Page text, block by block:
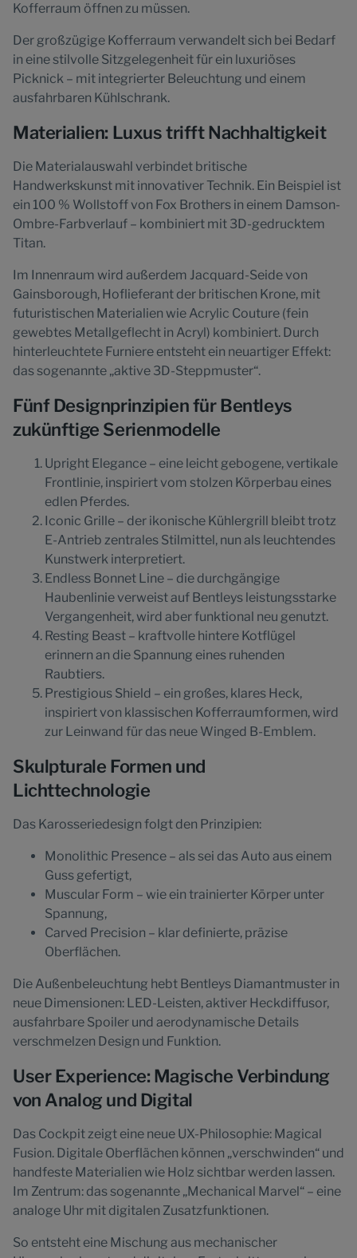
Kofferraum öffnen zu müssen.
Der großzügige Kofferraum verwandelt sich bei Bedarf
in eine stilvolle Sitzgelegenheit für ein luxuriöses
Picknick – mit integrierter Beleuchtung und einem
ausfahrbaren Kühlschrank.
Materialien: Luxus trifft Nachhaltigkeit
Die Materialauswahl verbindet britische
Handwerkskunst mit innovativer Technik. Ein Beispiel ist
ein 100 % Wollstoff von Fox Brothers in einem Damson-
Ombre-Farbverlauf – kombiniert mit 3D-gedrucktem
Titan.
Im Innenraum wird außerdem Jacquard-Seide von
Gainsborough, Hoflieferant der britischen Krone, mit
futuristischen Materialien wie Acrylic Couture (fein
gewebtes Metallgeflecht in Acryl) kombiniert. Durch
hinterleuchtete Furniere entsteht ein neuartiger Effekt:
das sogenannte „aktive 3D-Steppmuster“.
Fünf Designprinzipien für Bentleys
zukünftige Serienmodelle
Upright Elegance – eine leicht gebogene, vertikale
Frontlinie, inspiriert vom stolzen Körperbau eines
edlen Pferdes.
Iconic Grille – der ikonische Kühlergrill bleibt trotz
E-Antrieb zentrales Stilmittel, nun als leuchtendes
Kunstwerk interpretiert.
Endless Bonnet Line – die durchgängige
Haubenlinie verweist auf Bentleys leistungsstarke
Vergangenheit, wird aber funktional neu genutzt.
Resting Beast – kraftvolle hintere Kotflügel
erinnern an die Spannung eines ruhenden
Raubtiers.
Prestigious Shield – ein großes, klares Heck,
inspiriert von klassischen Kofferraumformen, wird
zur Leinwand für das neue Winged B-Emblem.
Skulpturale Formen und
Lichttechnologie
Das Karosseriedesign folgt den Prinzipien:
Monolithic Presence – als sei das Auto aus einem
Guss gefertigt,
Muscular Form – wie ein trainierter Körper unter
Spannung,
Carved Precision – klar definierte, präzise
Oberflächen.
Die Außenbeleuchtung hebt Bentleys Diamantmuster in
neue Dimensionen: LED-Leisten, aktiver Heckdiffusor,
ausfahrbare Spoiler und aerodynamische Details
verschmelzen Design und Funktion.
User Experience: Magische Verbindung
von Analog und Digital
Das Cockpit zeigt eine neue UX-Philosophie: Magical
Fusion. Digitale Oberflächen können „verschwinden“ und
handfeste Materialien wie Holz sichtbar werden lassen.
Im Zentrum: das sogenannte „Mechanical Marvel“ – eine
analoge Uhr mit digitalen Zusatzfunktionen.
So entsteht eine Mischung aus mechanischer